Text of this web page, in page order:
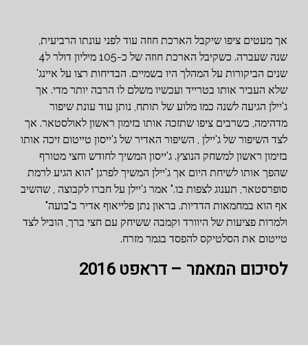
אך מעטים ציפו שיקבל הארכת חוזה עוד לפני עונתו הרביעית,
שנה שעברה. כשקיבל הארכת חוזה של כ-105 מיליון דולר ל4
שנים הביקורות על המהלך היו בשמיים. הבדיחות רצו על איינג'
שלא העביר אותו בטרייד ועכשיו משלם לו הרבה יותר מדי. אך
ג'יילן הגיעה לשנה כמו מלוע של תותח, נותן עוד עונת שיפור
מדהימה, כשרבים ציפו שתזכה אותו בזימון ראשון לאולסטאר. אך
לצד השיפור של ג'יילן , השיפור האדיר של ג'ייסון טייטום זיכה אותו
בזימון ראשון למשחק הנוצץ. ג'ייסון המשיך לחודש וחצי מטורף
שהפך אותו לשיחת היום אך ג'יילן המשיך לפרגן "הוא הגיע לרמת
סופרסטאר, תענוג לצפות בו." אמר ג'יילן על חברו לקבוצה , שהשיב
אף הוא במחמאות הדדיות. בראון נתן פלייאוף אדיר ב"בועה"
ולמרות פציעות של היוורד וקמבה ששיחק עם חצי ברך, הוביל לצד
טייטום את הסלטיקס להפסד בגמר מזרח.
לסיכום המאמר – דראפט 2016